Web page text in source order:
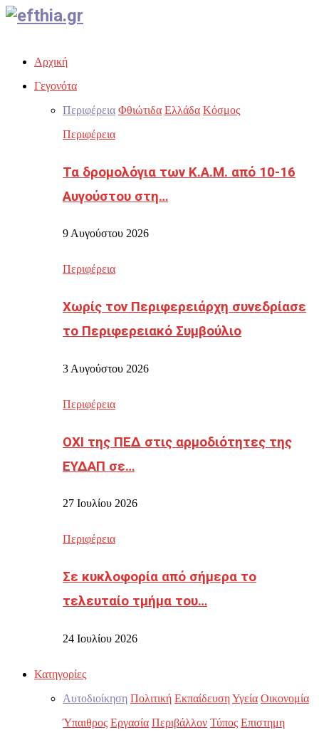
Facebook
Twitter
Instagram
Youtube
Email
Αρχική
Γεγονότα
Περιφέρεια Φθιώτιδα Ελλάδα Κόσμος
Περιφέρεια
Τα δρομολόγια των Κ.Α.Μ. από 10-16
Αυγούστου στη…
9 Αυγούστου 2026
Περιφέρεια
Χωρίς τον Περιφερειάρχη συνεδρίασε
το Περιφερειακό Συμβούλιο
3 Αυγούστου 2026
Περιφέρεια
ΟΧΙ της ΠΕΔ στις αρμοδιότητες της
ΕΥΔΑΠ σε…
27 Ιουλίου 2026
Περιφέρεια
Σε κυκλοφορία από σήμερα το
τελευταίο τμήμα του…
24 Ιουλίου 2026
Κατηγορίες
Αυτοδιοίκηση Πολιτική ΕκπαίδευσηΥγεία Οικονομία
Ύπαιθρος Εργασία Περιβάλλον Τύπος Επιστημη